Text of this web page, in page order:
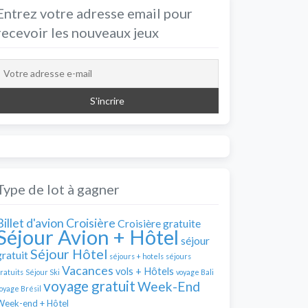
votre adresse email pour
les nouveaux jeux
de lot à gagner
d'avion Croisière Croisière gratuite
Avion + Hôtel séjour
Séjour Hôtel séjours + hotels séjours
Séjour Ski Vacances vols + Hôtels voyage Bali
Brésil voyage gratuitWeek-End
end + Hôtel